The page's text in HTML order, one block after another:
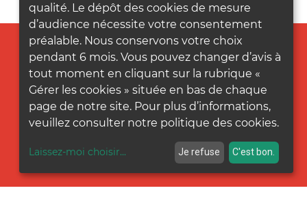
qualité. Le dépôt des cookies de mesure
d’audience nécessite votre consentement
préalable. Nous conservons votre choix
pendant 6 mois. Vous pouvez changer d’avis à
tout moment en cliquant sur la rubrique «
Gérer les cookies » située en bas de chaque
page de notre site. Pour plus d’informations,
veuillez consulter notre politique des cookies.
Laissez-moi choisir... Je refuse C'est bon.